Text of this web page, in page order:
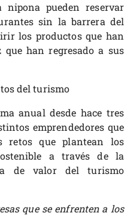
pueden reservar
sin la barrera del
los productos que han
han regresado a sus
del turismo
anual desde hace tres
emprendedores que
retos que plantean los
a través de la
de valor del turismo
que se enfrenten a los